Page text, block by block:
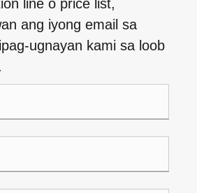
line o price list,
ang iyong email sa
ugnayan kami sa loob